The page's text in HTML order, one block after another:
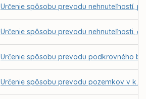
Určenie spôsobu prevodu nehnuteľností,
Určenie spôsobu prevodu nehnuteľnosti,
Určenie spôsobu prevodu podkrovného
Určenie spôsobu prevodu pozemkov v k.